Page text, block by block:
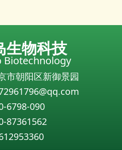
生物科技
Biotechnology
市朝阳区新御景园
6798-090
87361562